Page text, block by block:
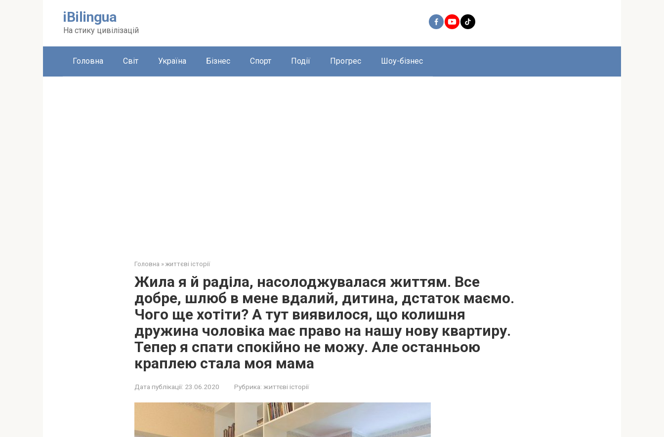
iBilingua
На стику цивілізацій
Головна Світ Україна Бізнес Спорт Події Прогрес Шоу-бізнес
Головна » життєві історії
Жила я й раділа, насолоджувалася життям. Все
добре, шлюб в мене вдалий, дитина, дстаток маємо.
Чого ще хотіти? А тут виявилося, що колишня
дружина чоловіка має право на нашу нову квартиру.
Тепер я спати спокійно не можу. Але останньою
краплею стала моя мама
Дата публікації: 23.06.2020 Рубрика: життєві історії